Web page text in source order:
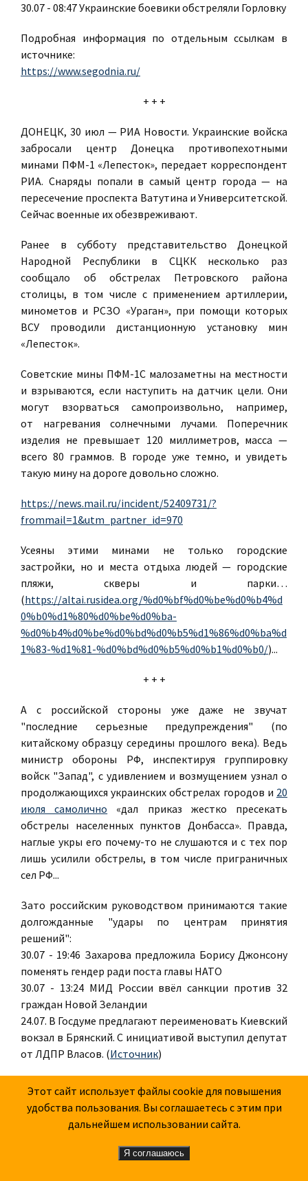
30.07 - 08:47 Украинские боевики обстреляли Горловку
Подробная информация по отдельным ссылкам в
источнике:
https://www.segodnia.ru/
+ + +
ДОНЕЦК, 30 июл — РИА Новости. Украинские войска
забросали центр Донецка противопехотными
минами ПФМ-1 «Лепесток», передает корреспондент
РИА. Снаряды попали в самый центр города — на
пересечение проспекта Ватутина и Университетской.
Сейчас военные их обезвреживают.
Ранее в субботу представительство Донецкой
Народной Республики в СЦКК несколько раз
сообщало об обстрелах Петровского района
столицы, в том числе с применением артиллерии,
минометов и РСЗО «Ураган», при помощи которых
ВСУ проводили дистанционную установку мин
«Лепесток».
Советские мины ПФМ-1С малозаметны на местности
и взрываются, если наступить на датчик цели. Они
могут взорваться самопроизвольно, например,
от нагревания солнечными лучами. Поперечник
изделия не превышает 120 миллиметров, масса —
всего 80 граммов. В городе уже темно, и увидеть
такую мину на дороге довольно сложно.
https://news.mail.ru/incident/52409731/?
frommail=1&utm_partner_id=970
Усеяны этими минами не только городские
застройки, но и места отдыха людей — городские
пляжи, скверы и парки…
(https://altai.rusidea.org/%d0%bf%d0%be%d0%b4%d
0%b0%d1%80%d0%be%d0%ba-
%d0%b4%d0%be%d0%bd%d0%b5%d1%86%d0%ba%d
1%83-%d1%81-%d0%bd%d0%b5%d0%b1%d0%b0/)...
+ + +
А с российской стороны уже даже не звучат
"последние серьезные предупреждения" (по
китайскому образцу середины прошлого века). Ведь
министр обороны РФ, инспектируя группировку
войск "Запад", с удивлением и возмущением узнал о
продолжающихся украинских обстрелах городов и 20
июля самолично «дал приказ жестко пресекать
обстрелы населенных пунктов Донбасса». Правда,
наглые укры его почему-то не слушаются и с тех пор
лишь усилили обстрелы, в том числе приграничных
сел РФ...
Зато российским руководством принимаются такие
долгожданные "удары по центрам принятия
решений":
30.07 - 19:46 Захарова предложила Борису Джонсону
поменять гендер ради поста главы НАТО
30.07 - 13:24 МИД России ввёл санкции против 32
граждан Новой Зеландии
24.07. В Госдуме предлагают переименовать Киевский
вокзал в Брянский. С инициативой выступил депутат
от ЛДПР Власов. (Источник)
И еще зато: у нас сегодня очередной военный парад
русской воинской славы в т.ч. со знаменем крейсера
"Аврора"...
Этот сайт использует файлы cookie для повышения
удобства пользования. Вы соглашаетесь с этим при
дальнейшем использовании сайта.
Я соглашаюсь